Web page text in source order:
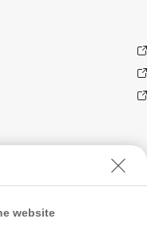
、PayPay株式会社が
の適用条件を満たす
合計で支払額の66.5％
ると合計66.5％を超え
ただいた際に、仮に本
ャンペーンによるキャ
トの付与額が合計500ポ
与額の合計が500ポイン
とはございません）。
website